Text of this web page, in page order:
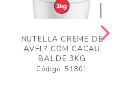
NUTELLA CREME DE
AVEL? COM CACAU
BALDE 3KG
Código: 51801